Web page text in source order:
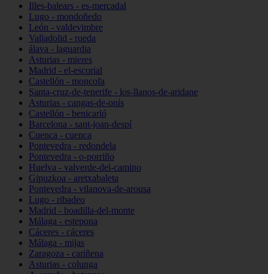
Illes-balears - es-mercadal
Lugo - mondoñedo
León - valdevimbre
Valladolid - rueda
álava - laguardia
Asturias - mieres
Madrid - el-escorial
Castellón - moncofa
Santa-cruz-de-tenerife - los-llanos-de-aridane
Asturias - cangas-de-onís
Castellón - benicarló
Barcelona - sant-joan-despí
Cuenca - cuenca
Pontevedra - redondela
Pontevedra - o-porriño
Huelva - valverde-del-camino
Gipuzkoa - aretxabaleta
Pontevedra - vilanova-de-arousa
Lugo - ribadeo
Madrid - boadilla-del-monte
Málaga - estepona
Cáceres - cáceres
Málaga - mijas
Zaragoza - cariñena
Asturias - colunga